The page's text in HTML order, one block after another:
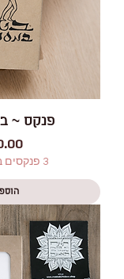
פנקס ~
‏40.00 ‏₪
3 פנקסים ב ~ 100 ש"ח